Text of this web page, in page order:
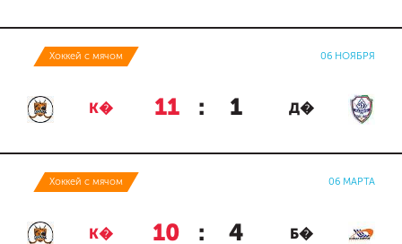
Хоккей с мячом 06 НОЯБРЯ
К� 11 : 1 Д�
Хоккей с мячом 06 МАРТА
К� 10 : 4 Б�